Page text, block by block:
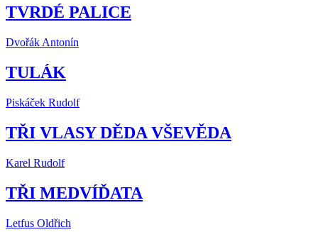
TVRDÉ PALICE
Dvořák Antonín
TULÁK
Piskáček Rudolf
TŘI VLASY DĚDA VŠEVĚDA
Karel Rudolf
TŘI MEDVÍĎATA
Letfus Oldřich